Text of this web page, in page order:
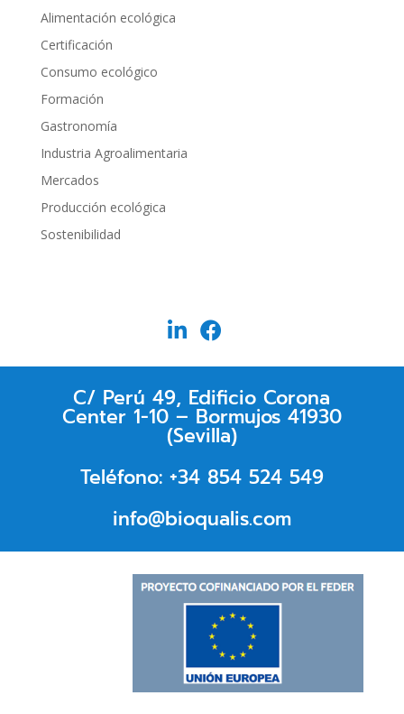
Alimentación ecológica
Certificación
Consumo ecológico
Formación
Gastronomía
Industria Agroalimentaria
Mercados
Producción ecológica
Sostenibilidad
C/ Perú 49, Edificio Corona
Center 1-10 – Bormujos 41930
(Sevilla)
Teléfono: +34 854 524 549
info@bioqualis.com